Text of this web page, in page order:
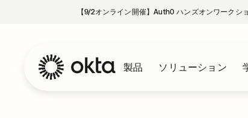
【9/2オンライン開催】Auth0 ハンズオンワークシ
製品 ソリューション